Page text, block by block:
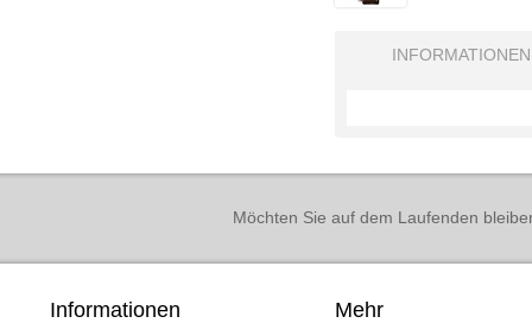
INFORMATIONEN
Möchten Sie auf dem Laufenden
Informationen Mehr